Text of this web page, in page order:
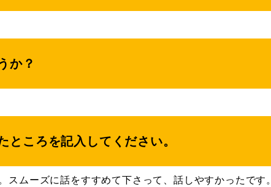
か？
ころを記入してください。
ムーズに話をすすめて下さって、話しやすかったです。